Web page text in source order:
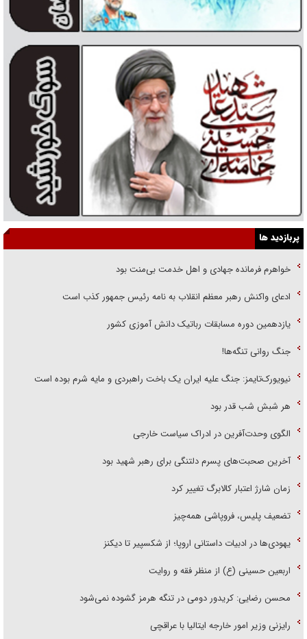
پربازدید ها
خواهرم فرمانده جهادی و اهل خدمت بی‌منت بود
ادعای واکنش رهبر معظم انقلاب به نامه رئیس جمهور کذب است
یازدهمین دوره مسابقات رباتیک دانش آموزی کشور
جنگ روانی تنگه‌ها!
نیویورک‌تایمز: جنگ علیه ایران یک باخت راهبردی و مایه شرم بوده است
هر شبش شب قدر بود
الگوی وحدت‌آفرین در ادراک سیاست خارجی
آخرین صحبت‌های پسرم دلتنگی برای رهبر شهید بود
زمان شارژ اعتبار کالابرگ تغییر کرد
تضعیف پلیس، فروپاشی همه‌چیز
یهودی‌ها در ادبیات داستانی اروپا؛ از شکسپیر تا دیکنز
اربعین حسینی (ع) از منظر فقه و روایت
محسن رضایی: کریدور دومی در تنگه هرمز گشوده نمی‌شود
رایزنی وزیر امور خارجه ایتالیا با عراقچی